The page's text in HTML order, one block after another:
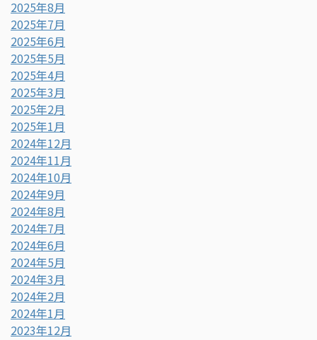
2025年8月
2025年7月
2025年6月
2025年5月
2025年4月
2025年3月
2025年2月
2025年1月
2024年12月
2024年11月
2024年10月
2024年9月
2024年8月
2024年7月
2024年6月
2024年5月
2024年3月
2024年2月
2024年1月
2023年12月